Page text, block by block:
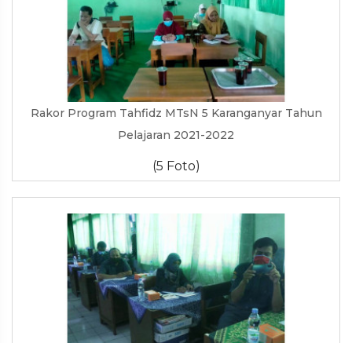
Rakor Program Tahfidz MTsN 5 Karanganyar Tahun
Pelajaran 2021-2022
(5 Foto)